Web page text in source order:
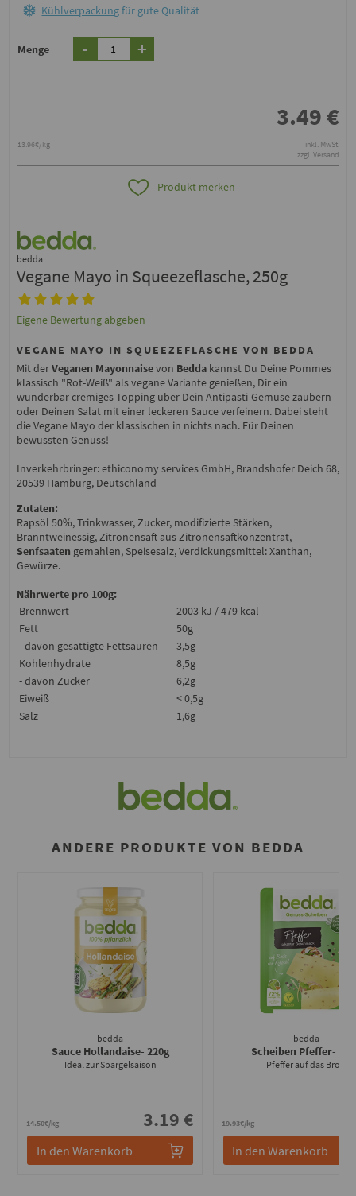
Kühlverpackungfür gute Qualität
Menge - +
3.49€
13.96€/kg
inkl. MwSt.
zzgl. Versand
Produkt merken
bedda
Vegane Mayo in Squeezeflasche, 250g
Eigene Bewertung abgeben
VEGANE MAYO IN SQUEEZEFLASCHE VON BEDDA
Mit derVeganen Mayonnaisevon Beddakannst Du Deine Pommes
klassisch "Rot-Weiß" als vegane Variante genießen, Dir ein
wunderbar cremiges Topping über Dein Antipasti-Gemüse zaubern
oder Deinen Salat mit einer leckeren Sauce verfeinern. Dabei steht
die Vegane Mayo der klassischen in nichts nach. Für Deinen
bewussten Genuss!
Inverkehrbringer: ethiconomy services GmbH, Brandshofer Deich 68,
20539 Hamburg, Deutschland
Zutaten:
Rapsöl 50%, Trinkwasser, Zucker, modifizierte Stärken,
Branntweinessig, Zitronensaft aus Zitronensaftkonzentrat,
Senfsaaten gemahlen, Speisesalz, Verdickungsmittel: Xanthan,
Gewürze.
Nährwerte pro 100g:
Brennwert
2003 kJ / 479 kcal
Fett
50g
- davon gesättigte Fettsäuren
3,5g
Kohlenhydrate
8,5g
- davon Zucker
6,2g
Eiweiß
< 0,5g
Salz
1,6g
ANDERE PRODUKTE VON BEDDA
bedda
Sauce Hollandaise- 220g
Ideal zur Spargelsaison
14.50€/kg 3.19 €
In den Warenkorb
bedda
Scheiben Pfeffer-
Pfeffer auf das Brot!
19.93€/kg
In den Warenkorb